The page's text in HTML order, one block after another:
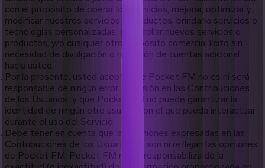
con el propósito de operar los Servicios, mejorar, optimizar y
modificar nuestros servicios y productos, brindarle servicios o
tecnologías personalizadas, desarrollar nuevos servicios o
productos, y/o cualquier otro propósito comercial lícito sin
necesidad de divulgación o rendición de cuentas adicional
hacia usted.
Por la presente, usted acepta que Pocket FM no es ni será
responsable de ningún error u omisión en las Contribuciones
de los Usuarios; y que Pocket FM no puede garantizar la
identidad de ningún otro usuario con el que pueda interactuar
durante el uso del Servicio.
Debe tener en cuenta que las opiniones expresadas en las
Contribuciones de los Usuarios no son ni reflejan las opiniones
de Pocket FM. Pocket FM no se responsabiliza de la